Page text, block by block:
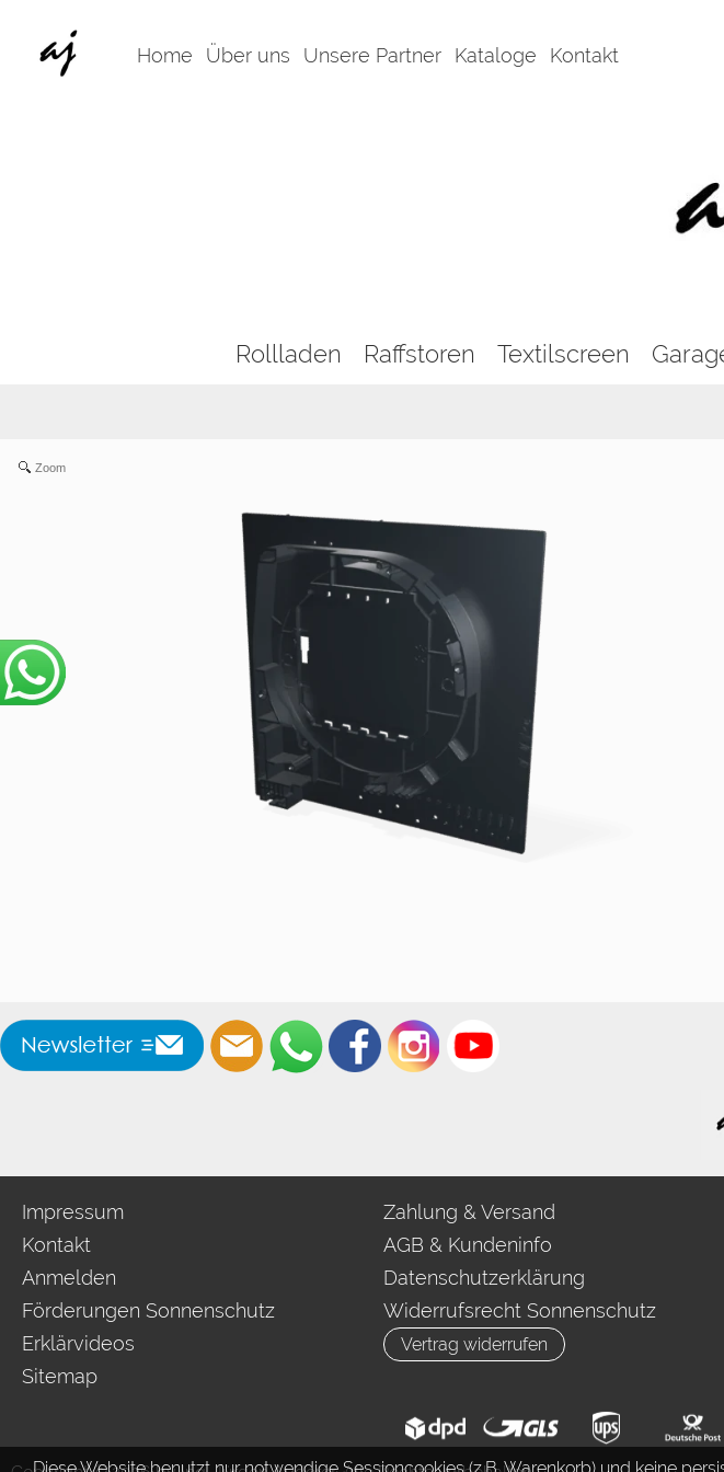
Home Über uns Unsere Partner Kataloge Kontakt
Rollladen Raffstoren Textilscreen
Zoom
Impressum
Kontakt
Anmelden
Förderungen Sonnenschutz
Erklärvideos
Sitemap
Zahlung & Versand
AGB & Kundeninfo
Datenschutzerklärung
Widerrufsrecht Sonnenschutz
Vertrag widerrufen